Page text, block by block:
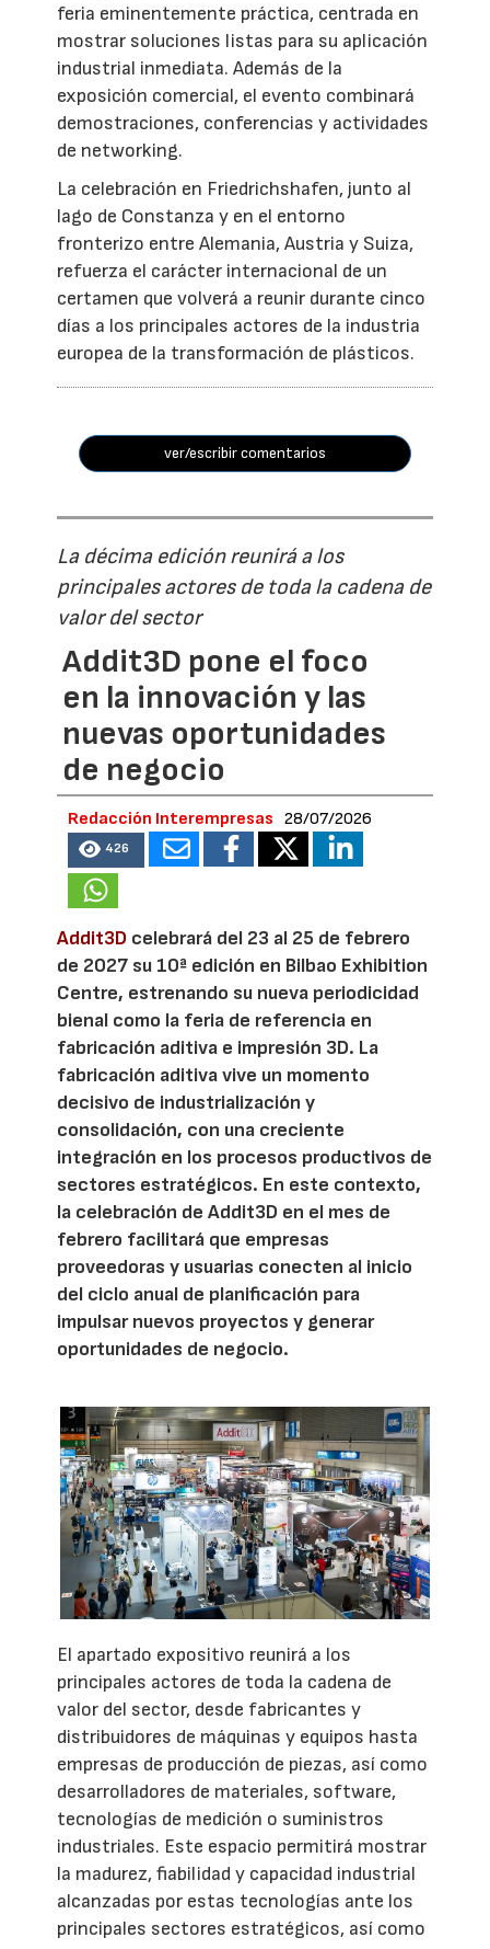
feria eminentemente práctica, centrada en
mostrar soluciones listas para su aplicación
industrial inmediata. Además de la
exposición comercial, el evento combinará
demostraciones, conferencias y actividades
de networking.
La celebración en Friedrichshafen, junto al
lago de Constanza y en el entorno
fronterizo entre Alemania, Austria y Suiza,
refuerza el carácter internacional de un
certamen que volverá a reunir durante cinco
días a los principales actores de la industria
europea de la transformación de plásticos.
ver/escribir comentarios
La décima edición reunirá a los
principales actores de toda la cadena de
valor del sector
Addit3D pone el foco
en la innovación y las
nuevas oportunidades
de negocio
Redacción Interempresas 28/07/2026
426
Addit3D celebrará del 23 al 25 de febrero
de 2027 su 10ª edición en Bilbao Exhibition
Centre, estrenando su nueva periodicidad
bienal como la feria de referencia en
fabricación aditiva e impresión 3D. La
fabricación aditiva vive un momento
decisivo de industrialización y
consolidación, con una creciente
integración en los procesos productivos de
sectores estratégicos. En este contexto,
la celebración de Addit3D en el mes de
febrero facilitará que empresas
proveedoras y usuarias conecten al inicio
del ciclo anual de planificación para
impulsar nuevos proyectos y generar
oportunidades de negocio.
El apartado expositivo reunirá a los
principales actores de toda la cadena de
valor del sector, desde fabricantes y
distribuidores de máquinas y equipos hasta
empresas de producción de piezas, así como
desarrolladores de materiales, software,
tecnologías de medición o suministros
industriales. Este espacio permitirá mostrar
la madurez, fiabilidad y capacidad industrial
alcanzadas por estas tecnologías ante los
principales sectores estratégicos, así como